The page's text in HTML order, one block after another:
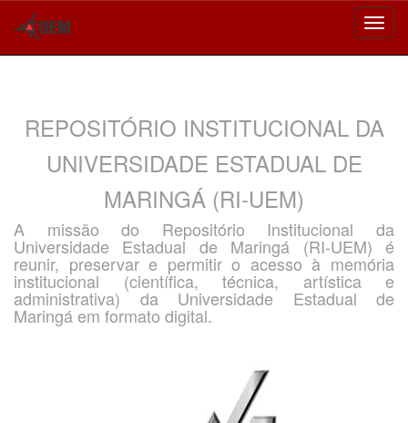
REPOSITÓRIO INSTITUCIONAL DA
UNIVERSIDADE ESTADUAL DE
MARINGÁ (RI-UEM)
A missão do Repositório Institucional da
Universidade Estadual de Maringá (RI-UEM) é
reunir, preservar e permitir o acesso à memória
institucional (científica, técnica, artística e
administrativa) da Universidade Estadual de
Maringá em formato digital.